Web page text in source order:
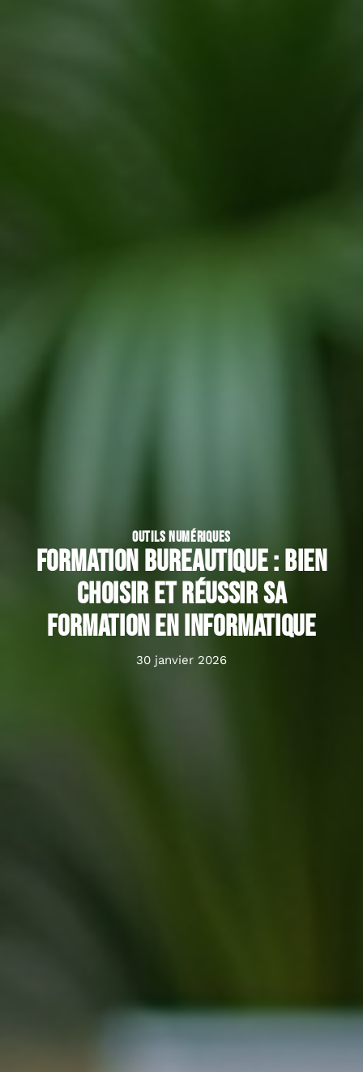
OUTILS NUMÉRIQUES
Formation bureautique : bien
choisir et réussir sa
formation en informatique
30 janvier 2026